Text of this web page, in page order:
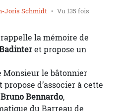
Joris Schmidt Vu 135 fois
la mémoire de
et propose un
Monsieur le bâtonnier
d’associer à cette
Bruno Bennardo,
du Barreau de